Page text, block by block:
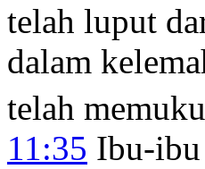
telah luput
dalam
telah
11:35 Ibu-ibu